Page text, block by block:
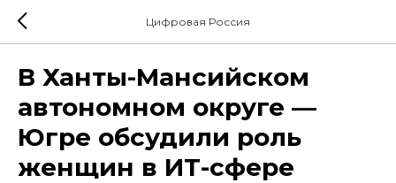
Цифровая Россия
В Ханты-Мансийском
автономном округе —
Югре обсудили роль
женщин в ИТ-сфере